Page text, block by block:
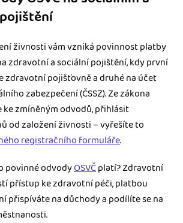
živnosti vám vzniká povinnost platby
zdravotní a sociální pojištění, kdy první
zdravotní pojišťovně a druhé na účet
zabezpečení (ČSSZ). Ze zákona
ke zmíněným odvodů, přihlásit
od založení živnosti – vyřešíte to
registračního formuláře.
povinné odvodyOSVČplatí? Zdravotní
přístup ke zdravotní péči, platbou
přispíváte na důchody a podílíte se na